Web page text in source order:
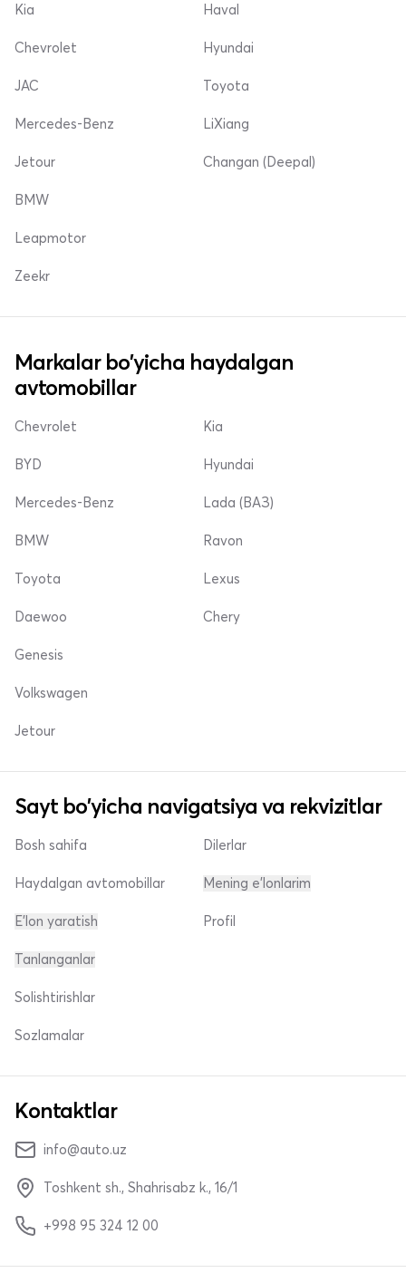
Kia
Chevrolet
Haval
Hyundai
JAC
Mercedes-Benz
Jetour
Toyota
LiXiang
Changan (Deepal)
BMW
Leapmotor
Zeekr
Markalar bo'yicha haydalgan
avtomobillar
Chevrolet
BYD
Mercedes-Benz
Kia
Hyundai
Lada (ВАЗ)
BMW
Toyota
Daewoo
Ravon
Lexus
Chery
Genesis
Volkswagen
Jetour
Sayt bo'yicha navigatsiya va rekvizitlar
Bosh sahifa
Haydalgan avtomobillar
E'lon yaratish
Dilerlar
Mening e'lonlarim
Profil
Tanlanganlar
Solishtirishlar
Sozlamalar
Kontaktlar
info@auto.uz
Toshkent sh., Shahrisabz k., 16/1
+998 95 324 12 00